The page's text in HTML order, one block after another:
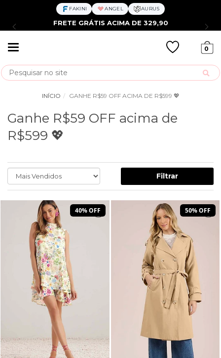
FAKINI ANGEL AURUS
FRETE GRÁTIS ACIMA DE 329,90
0
Busca
INÍCIO GANHE R$59 OFF ACIMA DE R$599 💖
Ganhe R$59 OFF acima de
R$599 💖
Filtrar
40% OFF 50% OFF